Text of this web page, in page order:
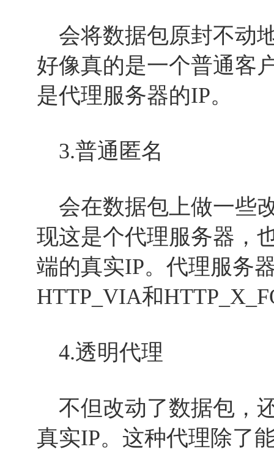
会将数据包原封不动
好像真的是一个普通客
是代理服务器的IP。
3.普通匿名
会在数据包上做一些
现这是个代理服务器，
端的真实IP。代理服务
HTTP_VIA和
4.透明代理
不但改动了数据包，
真实IP。这种代理除了